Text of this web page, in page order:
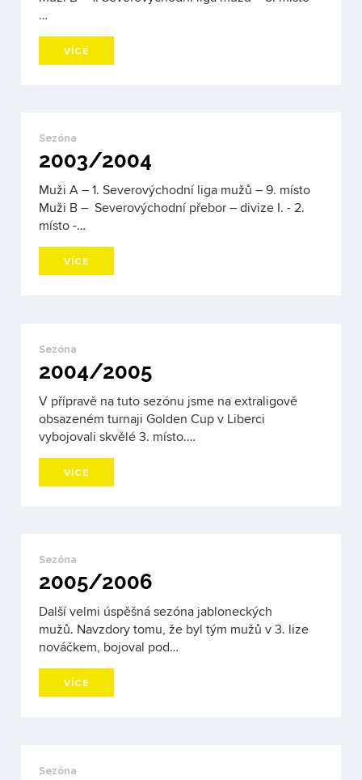
…
VÍCE
Sezóna
2003/2004
Muži A – 1. Severovýchodní liga mužů – 9. místo
Muži B – Severovýchodní přebor – divize I. - 2.
místo -…
VÍCE
Sezóna
2004/2005
V přípravě na tuto sezónu jsme na extraligově
obsazeném turnaji Golden Cup v Liberci
vybojovali skvělé 3. místo.…
VÍCE
Sezóna
2005/2006
Další velmi úspěšná sezóna jabloneckých
mužů. Navzdory tomu, že byl tým mužů v 3. lize
nováčkem, bojoval pod…
VÍCE
Sezóna